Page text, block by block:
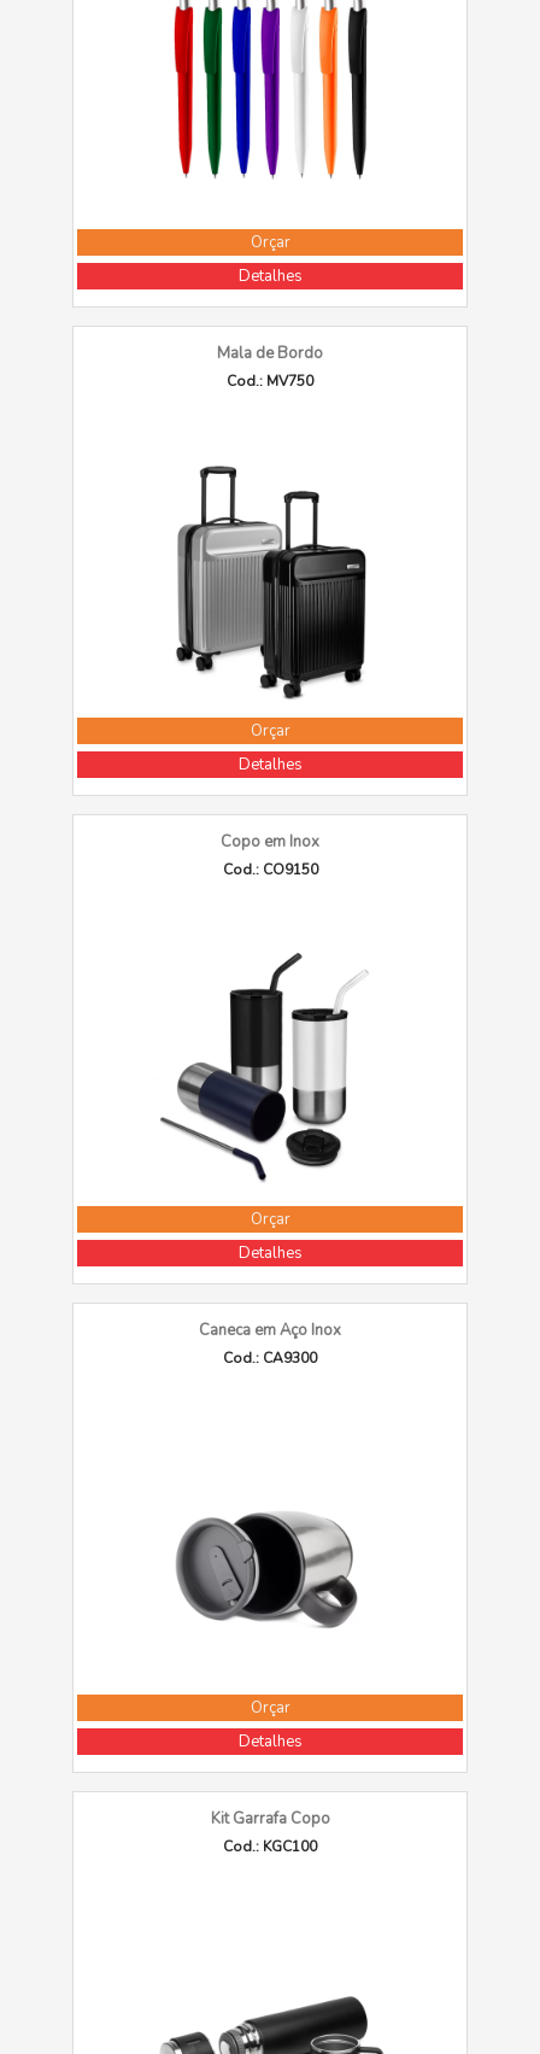
Orçar
Detalhes
Mala de Bordo
Cod.: MV750
Orçar
Detalhes
Copo em Inox
Cod.: CO9150
Orçar
Detalhes
Caneca em Aço Inox
Cod.: CA9300
Orçar
Detalhes
Kit Garrafa Copo
Cod.: KGC100